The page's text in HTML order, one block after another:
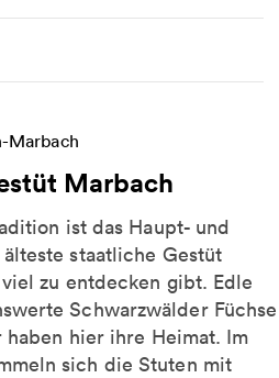
Marbach
Marbach
ist das Haupt- und
staatliche Gestüt
zu entdecken gibt. Edle
Schwarzwälder Füchse
hier ihre Heimat. Im
sich die Stuten mit
Haupt- und Landgestüt